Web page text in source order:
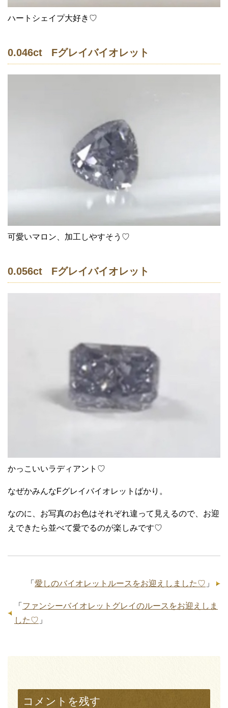
ハートシェイプ大好き♡
0.046ct Fグレイバイオレット
可愛いマロン、加工しやすそう♡
0.056ct Fグレイバイオレット
かっこいいラディアント♡
なぜかみんなFグレイバイオレットばかり。
なのに、お写真のお色はそれぞれ違って見えるので、お迎
えできたら並べて愛でるのが楽しみです♡
「 愛しのバイオレットルースをお迎えしました♡ 」
「 ファンシーバイオレットグレイのルースをお迎えしま
した♡ 」
コメントを残す